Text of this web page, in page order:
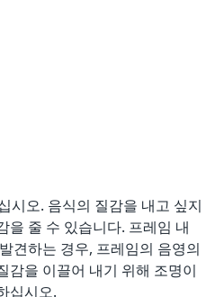
시오. 음식의 질감을 내고 싶지
을 줄 수 있습니다. 프레임 내
견하는 경우, 프레임의 음영의
감을 이끌어 내기 위해 조명이
십시오.